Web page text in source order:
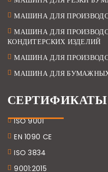
МАШИНА ДЛЯ
МАШИНА ДЛЯ
КОНДИТЕРСКИХ ИЗДЕЛИЙ
МАШИНА ДЛЯ
МАШИНА ДЛЯ
СЕРТИФИКАТЫ
ISO 9001
EN 1090 CE
ISO 3834
9001:2015